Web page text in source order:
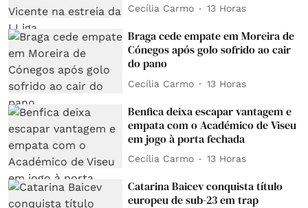
Cecília Carmo 13 Horas
Braga cede empate em Moreira de
Cónegos após golo sofrido ao cair
do pano
Cecília Carmo 13 Horas
Benfica deixa escapar vantagem e
empata com o Académico de Viseu
em jogo à porta fechada
Cecília Carmo 13 Horas
Catarina Baicev conquista título
europeu de sub-23 em trap